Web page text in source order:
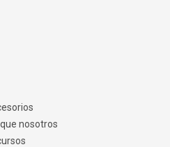
nosotros